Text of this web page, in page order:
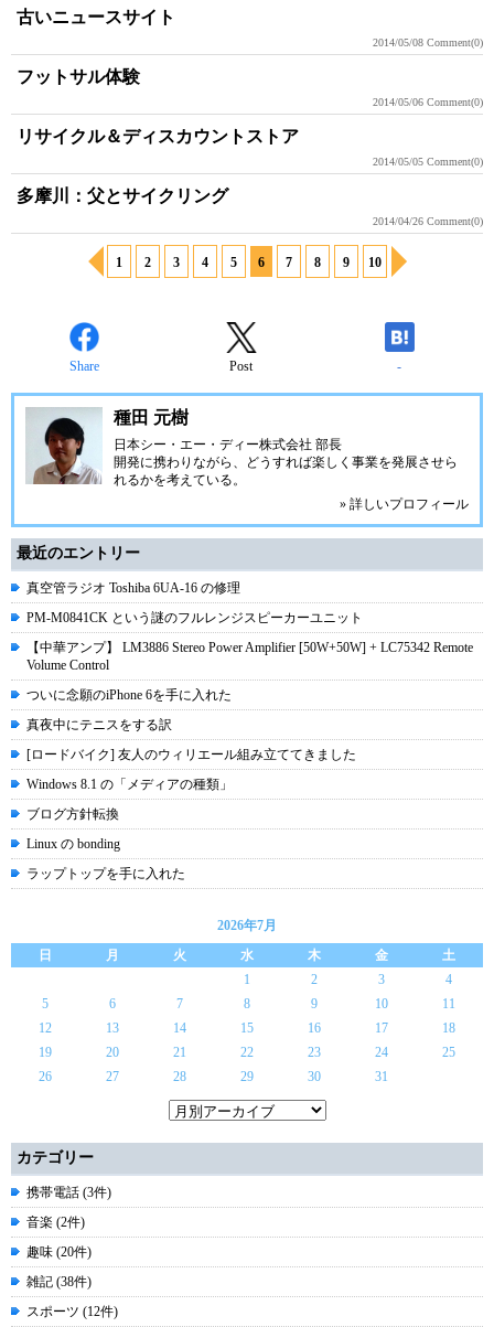
古いニュースサイト
2014/05/08 Comment(0)
フットサル体験
2014/05/06 Comment(0)
リサイクル＆ディスカウントストア
2014/05/05 Comment(0)
多摩川：父とサイクリング
2014/04/26 Comment(0)
1 2 3 4 5 6 7 8 9 10
Share Post -
種田 元樹
日本シー・エー・ディー株式会社 部長
開発に携わりながら、どうすれば楽しく事業を発展させら
れるかを考えている。
» 詳しいプロフィール
最近のエントリー
真空管ラジオ Toshiba 6UA-16 の修理
PM-M0841CK という謎のフルレンジスピーカーユニット
【中華アンプ】 LM3886 Stereo Power Amplifier [50W+50W] + LC75342 Remote
Volume Control
ついに念願のiPhone 6を手に入れた
真夜中にテニスをする訳
[ロードバイク] 友人のウィリエール組み立ててきました
Windows 8.1 の「メディアの種類」
ブログ方針転換
Linux の bonding
ラップトップを手に入れた
2026年7月
日
月 火 水 木 金
土
1
2 3
4
5
6 7 8 9 10
11
12
13 14 15 16 17
18
19
20 21 22 23 24
25
26
27 28 29 30 31
カテゴリー
携帯電話 (3件)
音楽 (2件)
趣味 (20件)
雑記 (38件)
スポーツ (12件)